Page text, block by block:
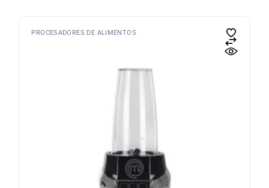
PROCESADORES DE ALIMENTOS